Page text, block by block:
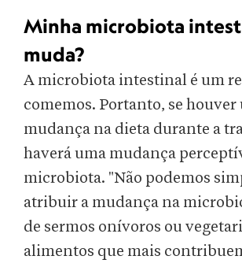
Minha microbiota
muda?
A microbiota intestinal é um
comemos. Portanto, se houver
mudança na dieta durante a
haverá uma mudança
microbiota. "Não podemos
atribuir a mudança na
de sermos onívoros ou
alimentos que mais